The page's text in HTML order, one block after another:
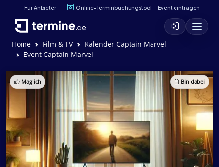
Für Anbieter Online-Terminbuchungstool Event eintragen
Home Film & TV
Kalender Captain Marvel
Event Captain Marvel
Mag ich Bin dabei